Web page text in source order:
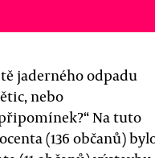
jaderného odpadu
nebo
Na tuto
(136 občanů)